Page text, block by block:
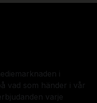
i
vad som händer i vår
varje